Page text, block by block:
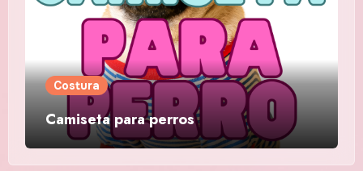
Costura
Camiseta para perros